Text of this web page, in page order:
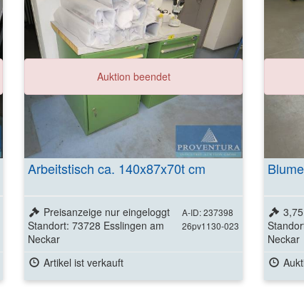
Weitere Details
ansehen
Auktion beendet
Arbeitstisch ca. 140x87x70t cm
A-ID: 237398
26pv1130-023
Preisanzeige nur eingeloggt
Standort: 73728 Esslingen am
Neckar
Artikel ist verkauft
Neckar